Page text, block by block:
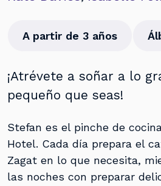
A partir de 3 años
¡Atrévete a soñar a lo
pequeño que seas!
Stefan es el pinche de
Hotel. Cada día prepara el
Zagat en lo que necesita,
las noches con preparar